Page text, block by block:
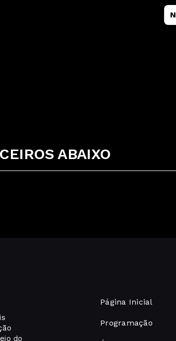
ABAIXO
do
Página Inicial
Programação